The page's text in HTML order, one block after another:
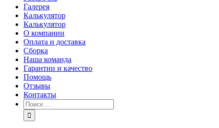
Галерея
Калькулятор
Калькулятор
О компании
Оплата и доставка
Сборка
Наша команда
Гарантии и качество
Помощь
Отзывы
Контакты